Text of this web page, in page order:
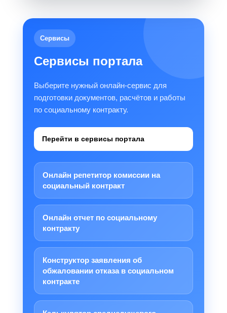
Сервисы
Сервисы портала
Выберите нужный онлайн-сервис для
подготовки документов, расчётов и работы
по социальному контракту.
Перейти в сервисы портала
Онлайн репетитор комиссии на
социальный контракт
Онлайн отчет по социальному
контракту
Конструктор заявления об
обжаловании отказа в социальном
контракте